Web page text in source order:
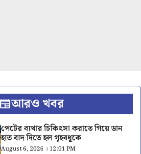
আরও খবর
পেটের ব্যথার চিকিৎসা করাতে গিয়ে ডান
হাত বাদ দিতে হল গৃহবধূকে
August 6, 2026 । 12:01 PM